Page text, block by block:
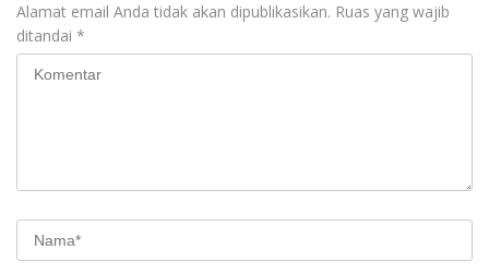
Alamat email Anda tidak akan dipublikasikan. Ruas yang wajib
ditandai *